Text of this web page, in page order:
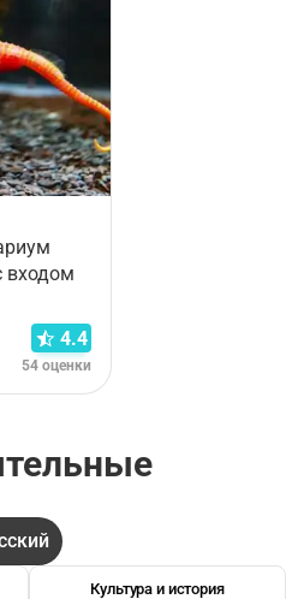
входом
4.4
54 оценки
Культура и история